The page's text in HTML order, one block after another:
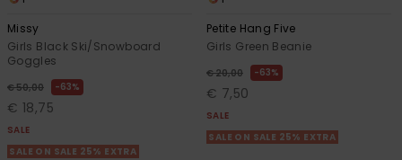
Missy
Girls Black Ski/Snowboard
Goggles
€ 50,00 63%
€ 18,75
SALE
SALE ON SALE 25% EXTRA
Petite Hang Five
Girls Green Beanie
€ 20,00 63%
€ 7,50
SALE
SALE ON SALE 25% EXTRA